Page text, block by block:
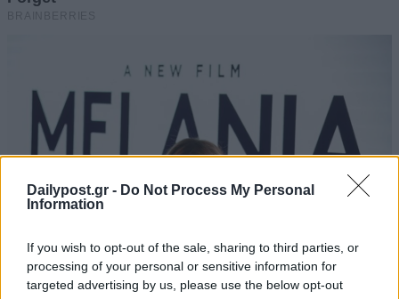
Dailypost.gr - Do Not Process My Personal
Information
If you wish to opt-out of the sale, sharing to third parties, or
processing of your personal or sensitive information for
targeted advertising by us, please use the below opt-out